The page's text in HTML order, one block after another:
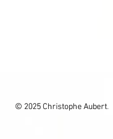
© 2025 Christophe
© 2025 Christophe Aubert